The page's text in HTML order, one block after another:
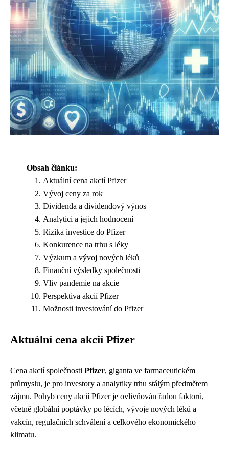
Obsah článku:
Aktuální cena akcií Pfizer
Vývoj ceny za rok
Dividenda a dividendový výnos
Analytici a jejich hodnocení
Rizika investice do Pfizer
Konkurence na trhu s léky
Výzkum a vývoj nových léků
Finanční výsledky společnosti
Vliv pandemie na akcie
Perspektiva akcií Pfizer
Možnosti investování do Pfizer
Aktuální cena akcií Pfizer
Cena akcií společnosti Pfizer, giganta ve farmaceutickém
průmyslu, je pro investory a analytiky trhu stálým předmětem
zájmu. Pohyb ceny akcií Pfizer je ovlivňován řadou faktorů,
včetně globální poptávky po lécích, vývoje nových léků a
vakcín, regulačních schválení a celkového ekonomického
klimatu.